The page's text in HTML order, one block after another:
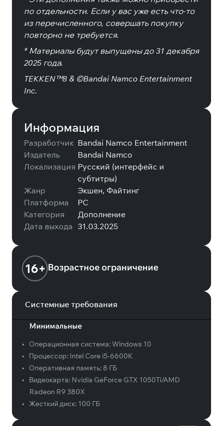
по отдельности. Если у вас уже есть что-то
из перечисленного, совершать покупку
повторно не требуется.
* Материалы будут выпущены до 31 декабря
2025 года.
TEKKEN™8 & ©Bandai Namco Entertainment
Inc.
Информация
Разработчик Bandai Namco Entertainment
Издатель
Bandai Namco
Локализация Русский (интерфейс и
субтитры)
Жанр
Экшен, Файтинг
Платформа
PC
Категория
Дополнение
Дата выхода 31.03.2025
16+ Возрастное ограничение
Системные требования
Минимальные
• Операционная система:Windows 10
•
Процессор: Intel Core i5-6600K
•
Оперативная память: 8 ГБ
•
Видеокарта: Nvidia GeForce GTX 1050Ti/AMD
Radeon R9 380X
•
Жесткий диск: 100 ГБ